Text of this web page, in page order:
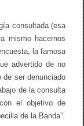
consultada (esa
mismo hacernos
la famosa
advertido de no
ser denunciado
de la consulta
el objetivo de
de la Banda”.